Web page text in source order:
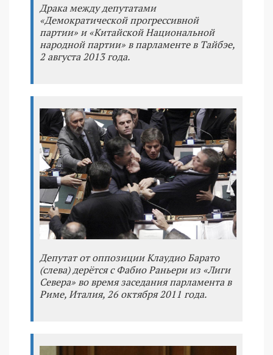
Драка между депутатами
«Демократической прогрессивной
партии» и «Китайской Национальной
народной партии» в парламенте в Тайбэе,
2 августа 2013 года.
Депутат от оппозиции Клаудио Барато
(слева) дерётся с Фабио Раньери из «Лиги
Севера» во время заседания парламента в
Риме, Италия, 26 октября 2011 года.